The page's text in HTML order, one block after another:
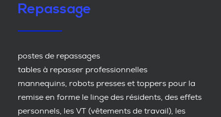
Repassage
postes de repassages
tables à repasser professionnelles
mannequins, robots presses et toppers pour la
remise en forme le linge des résidents, des effets
personnels, les VT (vêtements de travail), les